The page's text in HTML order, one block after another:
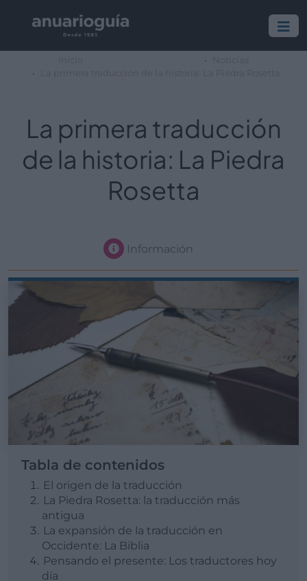
La primera traducción
de la historia: La Piedra
Rosetta
Información
Tabla de contenidos
El origen de la traducción
La Piedra Rosetta: la traducción más
antigua
La expansión de la traducción en
Occidente: La Biblia
Pensando el presente: Los traductores hoy
día